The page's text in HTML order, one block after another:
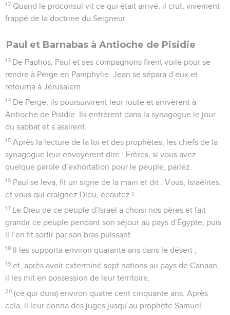
12 Quand le proconsul vit ce qui était arrivé, il crut, vivement
frappé de la doctrine du Seigneur.
Paul et Barnabas à Antioche de Pisidie
13 De Paphos, Paul et ses compagnons firent voile pour se
rendre à Perge en Pamphylie. Jean se sépara d’eux et
retourna à Jérusalem.
14 De Perge, ils poursuivirent leur route et arrivèrent à
Antioche de Pisidie. Ils entrèrent dans la synagogue le jour
du sabbat et s’assirent.
15 Après la lecture de la loi et des prophètes, les chefs de la
synagogue leur envoyèrent dire : Frères, si vous avez
quelque parole d’exhortation pour le peuple, parlez.
16 Paul se leva, fit un signe de la main et dit : Vous, Israélites,
et vous qui craignez Dieu, écoutez !
17 Le Dieu de ce peuple d’Israël a choisi nos pères et fait
grandir ce peuple pendant son séjour au pays d’Égypte, puis
il l’en fit sortir par son bras puissant.
18 Il les supporta environ quarante ans dans le désert ;
19 et, après avoir exterminé sept nations au pays de Canaan,
il les mit en possession de leur territoire,
20 (ce qui dura) environ quatre cent cinquante ans. Après
cela, il leur donna des juges jusqu’au prophète Samuel.